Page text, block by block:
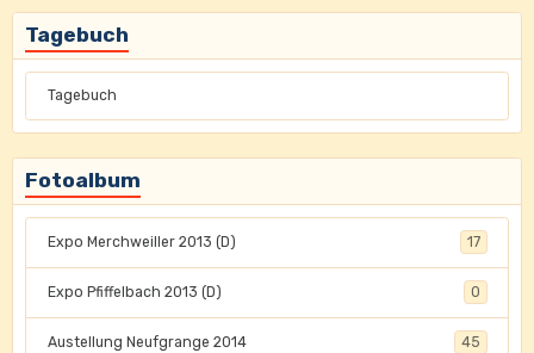
Tagebuch
Tagebuch
Fotoalbum
Expo Merchweiller 2013 (D) 17
Expo Pfiffelbach 2013 (D) 0
Austellung Neufgrange 2014 45